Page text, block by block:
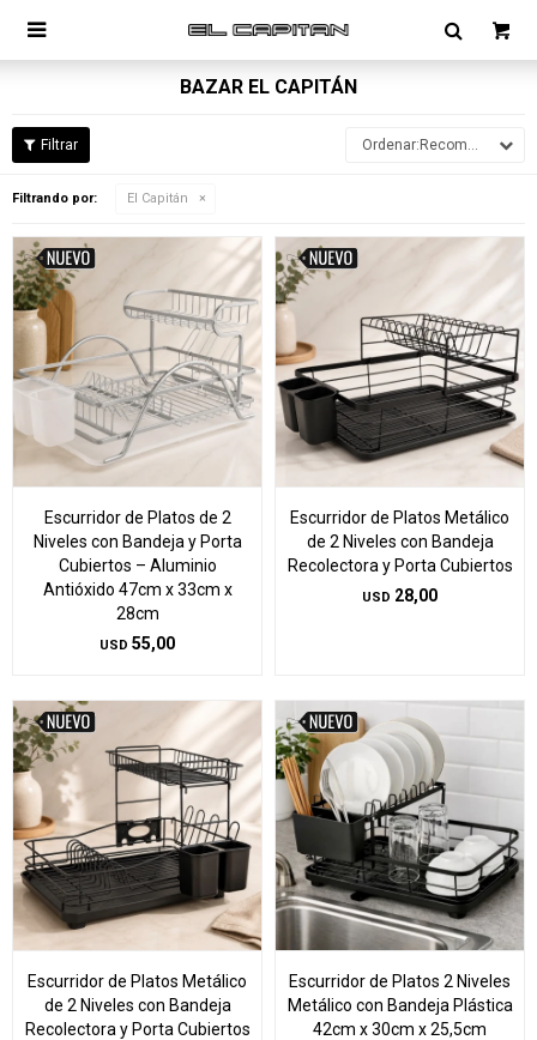

BAZAR EL CAPITÁN
Recomendados
Filtrando por: El Capitán
Escurridor de Platos de 2
Niveles con Bandeja y Porta
Cubiertos – Aluminio
Antióxido 47cm x 33cm x
28cm
USD 55,00
Escurridor de Platos Metálico
de 2 Niveles con Bandeja
Recolectora y Porta Cubiertos
USD 28,00
Escurridor de Platos Metálico
de 2 Niveles con Bandeja
Recolectora y Porta Cubiertos
Escurridor de Platos 2 Niveles
Metálico con Bandeja Plástica
42cm x 30cm x 25,5cm